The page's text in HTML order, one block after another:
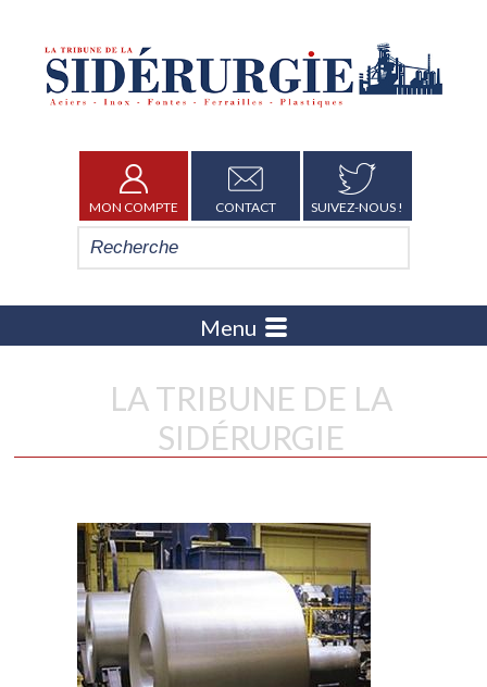
MON COMPTE CONTACT SUIVEZ-NOUS !
Menu
LA TRIBUNE DE LA
SIDÉRURGIE